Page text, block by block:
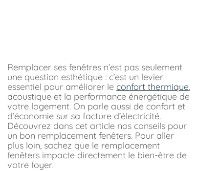
Remplacer ses fenêtres n’est pas seulement
une question esthétique : c’est un levier
essentiel pour améliorer le confort thermique,
acoustique et la performance énergétique de
votre logement. On parle aussi de confort et
d’économie sur sa facture d’électricité.
Découvrez dans cet article nos conseils pour
un bon remplacement fenêters. Pour aller
plus loin, sachez que le remplacement
fenêters impacte directement le bien-être de
votre foyer.